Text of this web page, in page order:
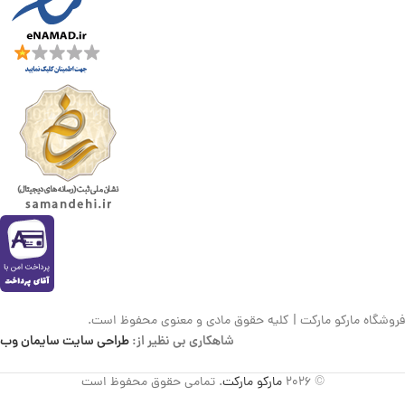
فروشگاه مارکو مارکت | کلیه حقوق مادی و معنوی محفوظ است.
شاهکاری بی نظیر از:طراحی سایت سایمان وب
© 2026 مارکو مارکت. تمامی حقوق محفوظ است